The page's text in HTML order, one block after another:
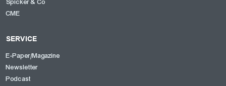
Spicker & Co
CME
SERVICE
E-Paper/Magazine
Newsletter
Podcast